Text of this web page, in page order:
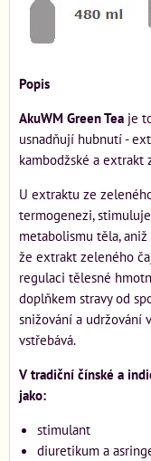
Popis
AkuWM Green Tea je
usnadňují hubnutí -
kambodžské a extrakt
U extraktu ze
termogenezi,
metabolismu těla,
že extrakt zeleného
regulaci tělesné
doplňkem stravy od
snižování a udržování
vstřebává.
V tradiční čínské a
jako:
stimulant
diuretikum a